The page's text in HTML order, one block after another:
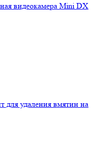
видеокамера Mini DX
для удаления вмятин на